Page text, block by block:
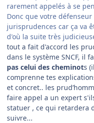
rarement appelés à se
Donc que votre
jurisprudences car ça va
d'où la suite très
tout a fait d'accord les
dans le système SNCF, il
pas celui des cheminots
comprenne tes
et concret.. les
faire appel a un expert
statuer , ce qui retardera
suivre...